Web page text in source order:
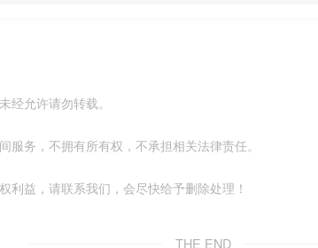
经允许请勿转载。
服务，不拥有所有权，不承担相关法律责任。
利益，请联系我们，会尽快给予删除处理！
THE END